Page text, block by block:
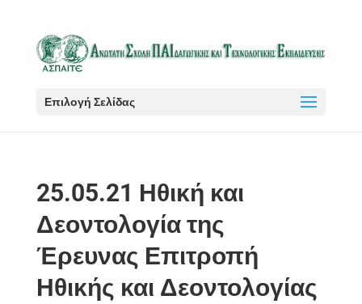
Επιλογή Σελίδας
25.05.21 Ηθική και
Δεοντολογία της
Έρευνας Επιτροπή
Ηθικής και Δεοντολογίας